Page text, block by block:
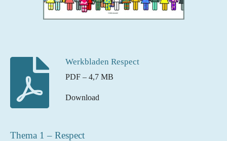
Werkbladen Respect
PDF – 4,7 MB
Download
Thema 1 – Respect